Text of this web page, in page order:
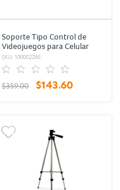
Soporte Tipo Control de
Videojuegos para Celular
PUBG Mobile Trigger MT
201 Negro
SKU: 100002265
$359.00 $143.60